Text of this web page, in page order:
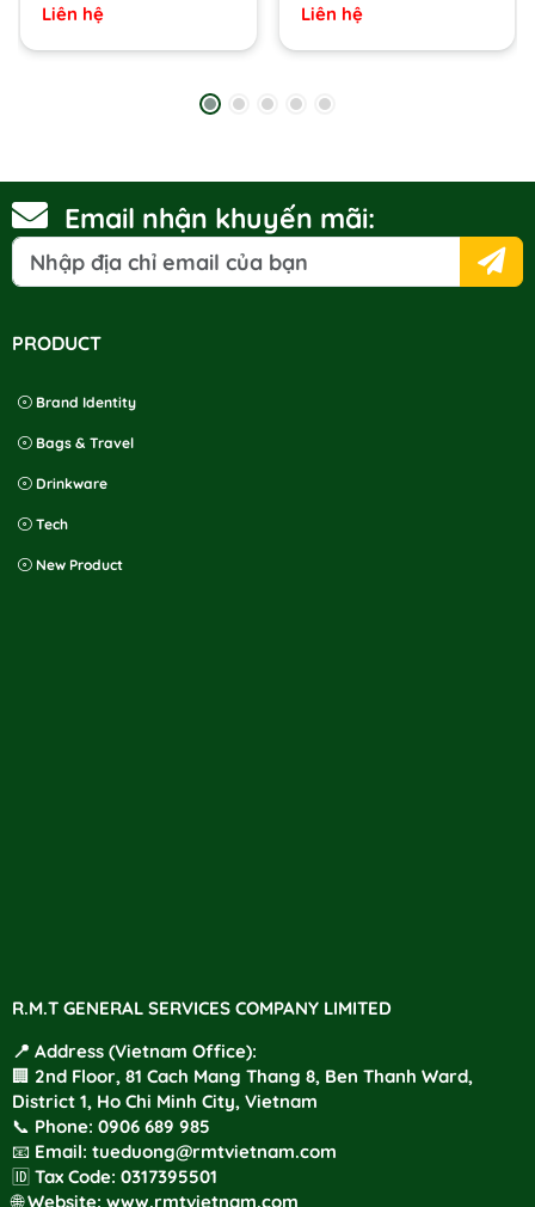
Liên hệ Liên hệ
Email nhận khuyến mãi:
R.M.T GENERAL SERVICES COMPANY LIMITED
📍 Address (Vietnam Office):
🏢 2nd Floor, 81 Cach Mang Thang 8, Ben Thanh Ward,
District 1, Ho Chi Minh City, Vietnam
📞 Phone: 0906 689 985
📧 Email: tueduong@rmtvietnam.com
🆔 Tax Code: 0317395501
🌐Website: www.rmtvietnam.com
PRODUCT
Brand Identity
Bags & Travel
Drinkware
Tech
New Product